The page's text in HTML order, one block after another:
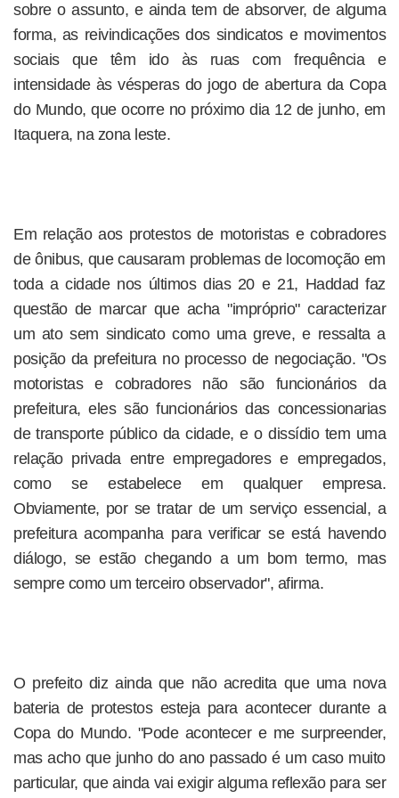
sobre o assunto, e ainda tem de absorver, de alguma
forma, as reivindicações dos sindicatos e movimentos
sociais que têm ido às ruas com frequência e
intensidade às vésperas do jogo de abertura da Copa
do Mundo, que ocorre no próximo dia 12 de junho, em
Itaquera, na zona leste.
Em relação aos protestos de motoristas e cobradores
de ônibus, que causaram problemas de locomoção em
toda a cidade nos últimos dias 20 e 21, Haddad faz
questão de marcar que acha "impróprio" caracterizar
um ato sem sindicato como uma greve, e ressalta a
posição da prefeitura no processo de negociação. "Os
motoristas e cobradores não são funcionários da
prefeitura, eles são funcionários das concessionarias
de transporte público da cidade, e o dissídio tem uma
relação privada entre empregadores e empregados,
como se estabelece em qualquer empresa.
Obviamente, por se tratar de um serviço essencial, a
prefeitura acompanha para verificar se está havendo
diálogo, se estão chegando a um bom termo, mas
sempre como um terceiro observador", afirma.
O prefeito diz ainda que não acredita que uma nova
bateria de protestos esteja para acontecer durante a
Copa do Mundo. "Pode acontecer e me surpreender,
mas acho que junho do ano passado é um caso muito
particular, que ainda vai exigir alguma reflexão para ser